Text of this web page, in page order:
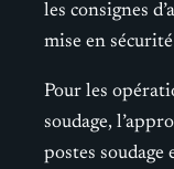
les consignes
mise en
Pour les
soudage,
postes soudage